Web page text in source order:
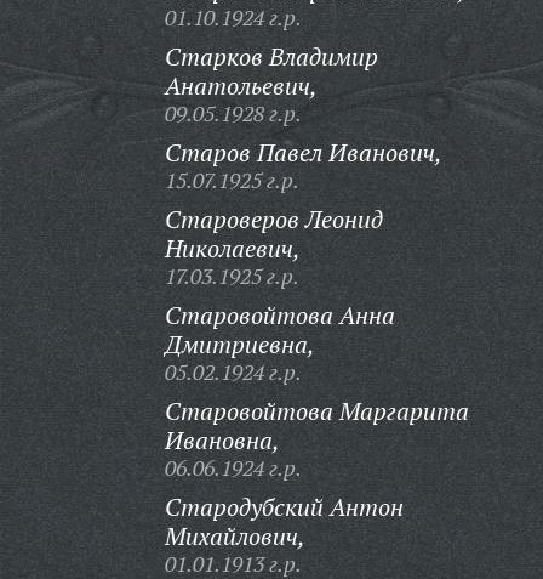
01.10.1924 г.р.
Старков Владимир
Анатольевич,
09.05.1928 г.р.
Старов Павел Иванович,
15.07.1925 г.р.
Староверов Леонид
Николаевич,
17.03.1925 г.р.
Старовойтова Анна
Дмитриевна,
05.02.1924 г.р.
Старовойтова Маргарита
Ивановна,
06.06.1924 г.р.
Стародубский Антон
Михайлович,
01.01.1913 г.р.